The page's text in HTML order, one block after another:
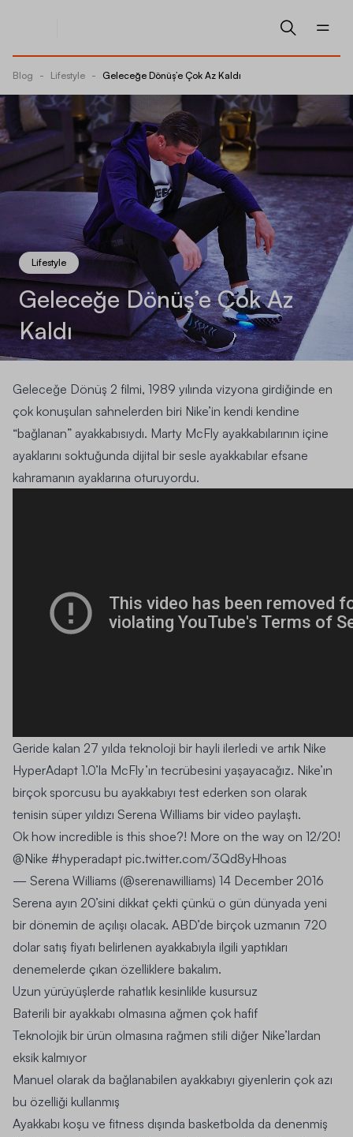
Blog - Lifestyle - Geleceğe Dönüş’e Çok Az Kaldı
Lifestyle
Geleceğe Dönüş’e Çok Az
Kaldı
Geleceğe Dönüş 2 filmi, 1989 yılında vizyona girdiğinde en
çok konuşulan sahnelerden biri Nike’in kendi kendine
“bağlanan” ayakkabısıydı. Marty McFly ayakkabılarının içine
ayaklarını soktuğunda dijital bir sesle ayakkabılar efsane
kahramanın ayaklarına oturuyordu.
Geride kalan 27 yılda teknoloji bir hayli ilerledi ve artık Nike
HyperAdapt 1.0’la McFly’ın tecrübesini yaşayacağız. Nike’ın
birçok sporcusu bu ayakkabıyı test ederken son olarak
tenisin süper yıldızı Serena Williams bir video paylaştı.
Ok how incredible is this shoe?! More on the way on 12/20!
@Nike #hyperadapt pic.twitter.com/3Qd8yHhoas
— Serena Williams (@serenawilliams) 14 December 2016
Serena ayın 20’sini dikkat çekti çünkü o gün dünyada yeni
bir dönemin de açılışı olacak. ABD’de birçok uzmanın 720
dolar satış fiyatı belirlenen ayakkabıyla ilgili yaptıkları
denemelerde çıkan özelliklere bakalım.
Uzun yürüyüşlerde rahatlık kesinlikle kusursuz
Baterili bir ayakkabı olmasına ağmen çok hafif
Teknolojik bir ürün olmasına rağmen stili diğer Nike’lardan
eksik kalmıyor
Manuel olarak da bağlanabilen ayakkabıyı giyenlerin çok azı
bu özelliği kullanmış
Ayakkabı koşu ve fitness dışında basketbolda da denenmiş